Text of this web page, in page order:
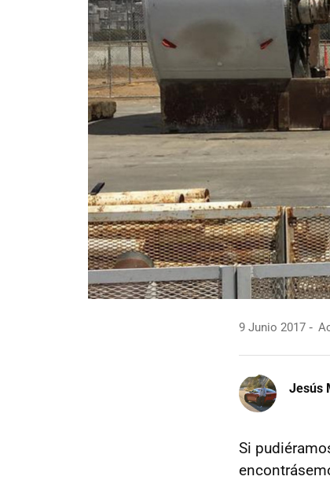
9 Junio 2017
Jesús
Si